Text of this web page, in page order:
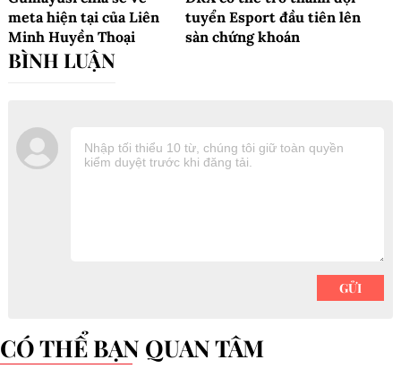
meta hiện tại của Liên
Minh Huyền Thoại
tuyển Esport đầu tiên lên
sàn chứng khoán
CÓ THỂ BẠN QUAN TÂM